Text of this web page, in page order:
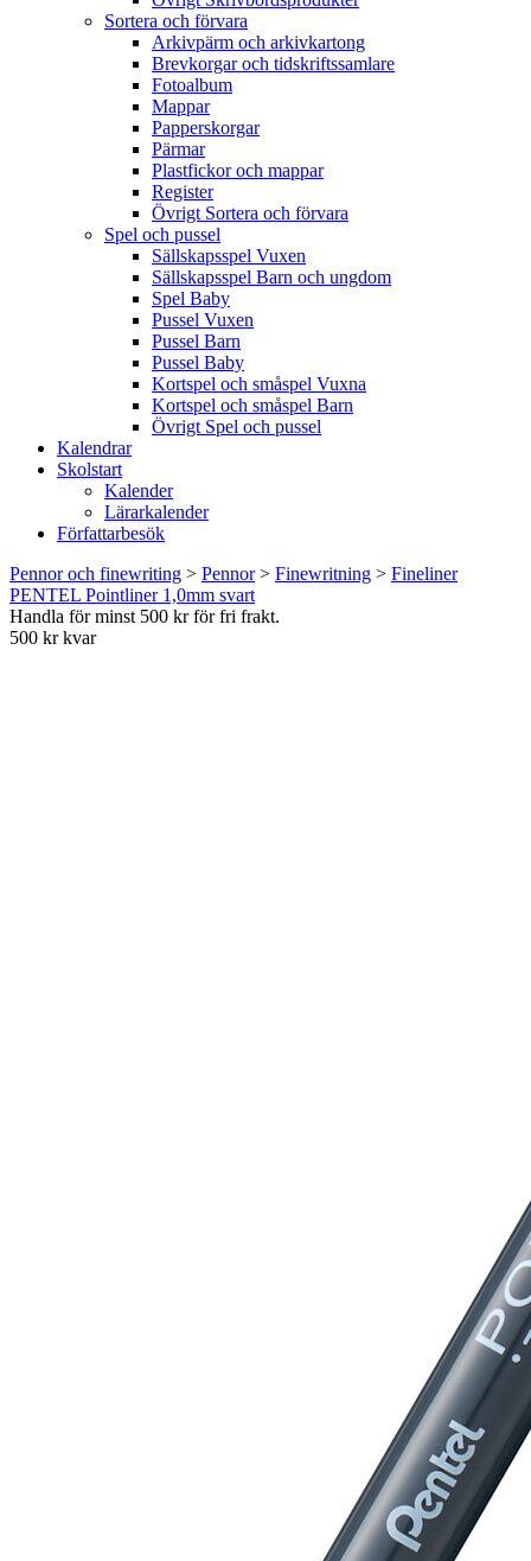
Sortera och förvara
Arkivpärm och arkivkartong
Brevkorgar och tidskriftssamlare
Fotoalbum
Mappar
Papperskorgar
Pärmar
Plastfickor och mappar
Register
Övrigt Sortera och förvara
Spel och pussel
Sällskapsspel Vuxen
Sällskapsspel Barn och ungdom
Spel Baby
Pussel Vuxen
Pussel Barn
Pussel Baby
Kortspel och småspel Vuxna
Kortspel och småspel Barn
Övrigt Spel och pussel
Kalendrar
Skolstart
Kalender
Lärarkalender
Författarbesök
Pennor och finewriting > Pennor> Finewritning > Fineliner
PENTEL Pointliner 1,0mm svart
Handla för minst 500 kr för fri frakt.
500 kr kvar